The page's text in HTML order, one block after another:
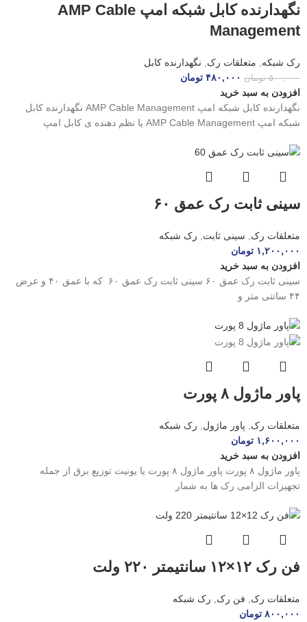
نگهدارنده کابل شبکه امپ AMP Cable
Management
رک شبکه متعلقات رک نگهدارنده کابل
۵۰۰,۰۰۰ تومان ۴۸۰,۰۰۰ تومان
افزودن به سبد خرید
نگهدارنده کابل شبکه امپ AMP Cable Management نگهدارنده کابل
شبکه امپ AMP Cable Management یا نظم دهنده ی کابل امپ
سینی ثابت رک عمق ۶۰
متعلقات رک سینی ثابت
رک شبکه
۱,۲۰۰,۰۰۰ تومان
افزودن به سبد خرید
سینی ثابت رک عمق ۶۰ سینی ثابت رک عمق ۶۰ که با عمق ۴۰ و عرض
۴۴ سانتی متر و
پاور ماژول ۸ پورت
متعلقات رک پاور ماژول
رک شبکه
۱,۶۰۰,۰۰۰ تومان
افزودن به سبد خرید
پاور ماژول ۸ پورت پاور ماژول ۸ پورت یا یونیت توزیع برق از جمله
تجهیزات الزامی رک ها به شمار
فن رک ۱۲×۱۲ سانتیمتر ۲۲۰ ولت
متعلقات رک فن رک
رک شبکه
۸۰۰,۰۰۰ تومان